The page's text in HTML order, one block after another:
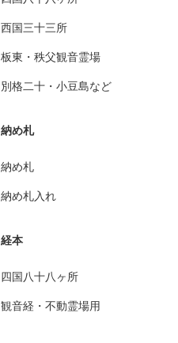
西国三十三所
板東・秩父観音霊場
別格二十・小豆島など
納め札
納め札
納め札入れ
経本
四国八十八ヶ所
観音経・不動霊場用